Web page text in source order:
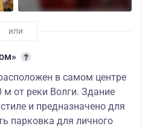
в самом центре
от реки Волги. Здание
и предназначено для
парковка для личного